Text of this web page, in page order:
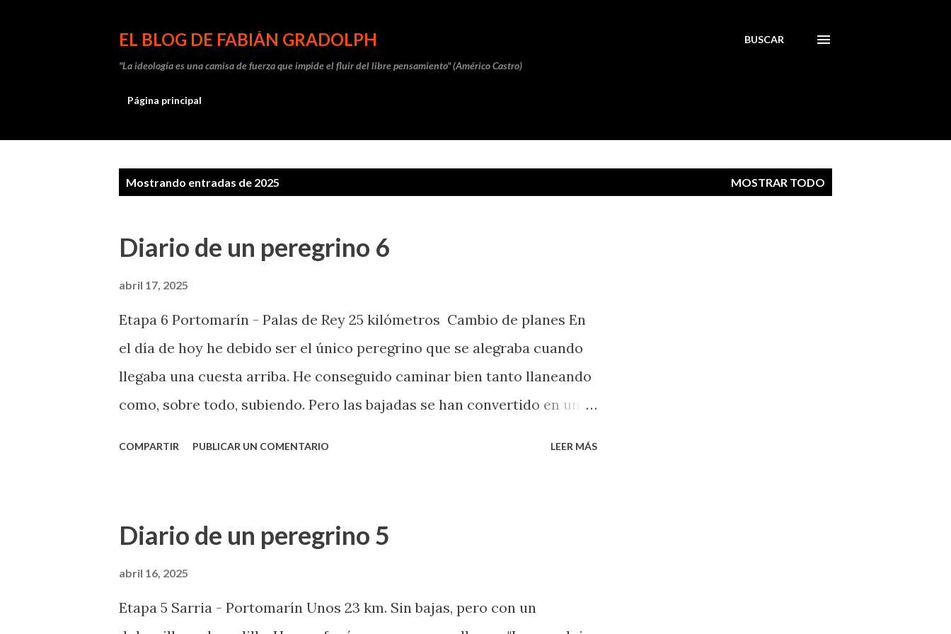
EL BLOG DE FABIÁN GRADOLPH
"La ideología es una camisa de fuerza que impide el fluir del libre pensamiento" (Américo Castro)
BUSCAR
Página principal
Mostrando entradas de 2025 MOSTRAR TODO
Diario de un peregrino 6
abril 17, 2025
Etapa 6 Portomarín - Palas de Rey 25 kilómetros Cambio de planes En
el día de hoy he debido ser el único peregrino que se alegraba cuando
llegaba una cuesta arriba. He conseguido caminar bien tanto llaneando
como, sobre todo, subiendo. Pero las bajadas se han convertido en un
de ir con un dolor, o con alguna otra cosa que te incomode, es que
automáticamente dejas de disfrutar el viaje. Todo se centra en
mantenerse en marcha y en pensar cómo o cuándo vas a tener que
COMPARTIR PUBLICAR UN COMENTARIO LEER MÁS
Diario de un peregrino 5
abril 16, 2025
Etapa 5 Sarria - Portomarín Unos 23 km. Sin bajas, pero con un